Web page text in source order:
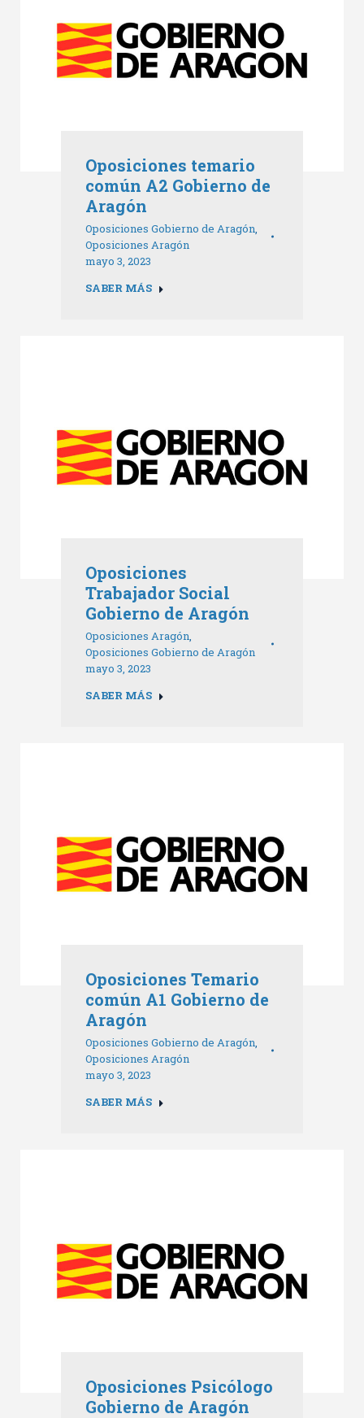
Oposiciones temario
común A2 Gobierno de
Aragón
Oposiciones Gobierno de Aragón,
Oposiciones Aragón
mayo 3, 2023
SABER MÁS
Oposiciones
Trabajador Social
Gobierno de Aragón
Oposiciones Aragón
Oposiciones Gobierno de Aragón
mayo 3, 2023
SABER MÁS
Oposiciones Temario
común A1 Gobierno de
Aragón
Oposiciones Gobierno de Aragón,
Oposiciones Aragón
mayo 3, 2023
SABER MÁS
Oposiciones Psicólogo
Gobierno de Aragón